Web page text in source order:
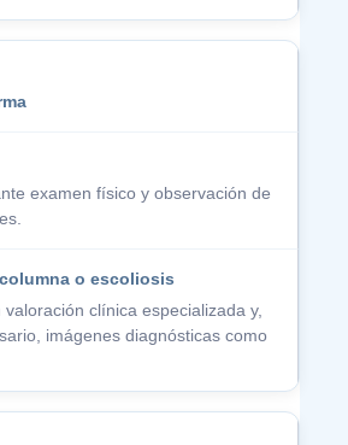
examen físico y observación de
clínica especializada y,
imágenes diagnósticas como